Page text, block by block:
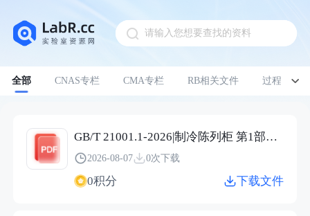
请输入您想要查找的资料
全部 CNAS专栏 CMA专栏 RB相关文件 过程管理
Pull down to refresh
GB/T 21001.1-2026|制冷陈列柜 第1部分：术语
2026-08-07 0次下载
0积分 下载文件